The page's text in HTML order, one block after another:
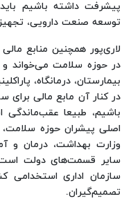
پیشرفت داشته باشیم
توسعه صنعت دارویی،
لاری‌پور همچنین منابع
در حوزه سلامت می‌خواند
بیمارستان، درمانگاه،
در کنار آن مابع مالی برای
باشیم، طبیعا
اصلی پیشران حوزه
وزارت بهداشت، درمان و
سایر قسمت‌های دولت است؛
سازمان اداری
تصمیم‌گیران.